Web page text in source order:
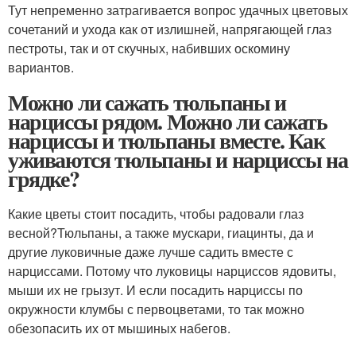
Тут непременно затрагивается вопрос удачных цветовых
сочетаний и ухода как от излишней, напрягающей глаз
пестроты, так и от скучных, набивших оскомину
вариантов.
Можно ли сажать тюльпаны и
нарциссы рядом. Можно ли сажать
нарциссы и тюльпаны вместе. Как
уживаются тюльпаны и нарциссы на
грядке?
Какие цветы стоит посадить, чтобы радовали глаз
весной?Тюльпаны, а также мускари, гиацинты, да и
другие луковичные даже лучше садить вместе с
нарциссами. Потому что луковицы нарциссов ядовиты,
мыши их не грызут. И если посадить нарциссы по
окружности клумбы с первоцветами, то так можно
обезопасить их от мышиных набегов.